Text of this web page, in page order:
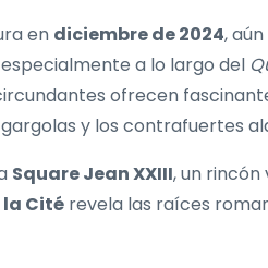
en diciembre de 2024,
a lo largo del
ofrecen
y los contrafuertes
Square Jean XXIII, un
Cité revela las raíces